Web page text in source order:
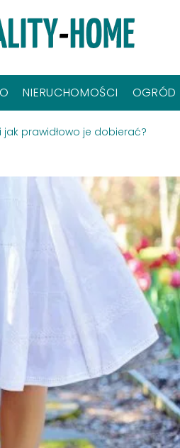
NIERUCHOMOŚCI OGRÓD
prawidłowo je dobierać?